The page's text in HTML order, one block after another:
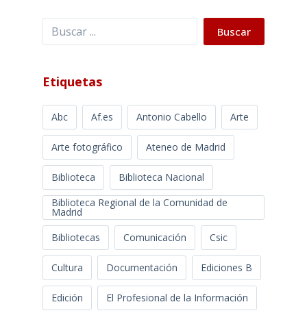
Buscar Buscar
Etiquetas
Abc Af.es Antonio Cabello Arte
Arte fotográfico Ateneo de Madrid
Biblioteca
Biblioteca Nacional
Biblioteca Regional de la Comunidad de
Madrid
Bibliotecas
Comunicación Csic
Cultura Documentación Ediciones B
Edición El Profesional de la Información